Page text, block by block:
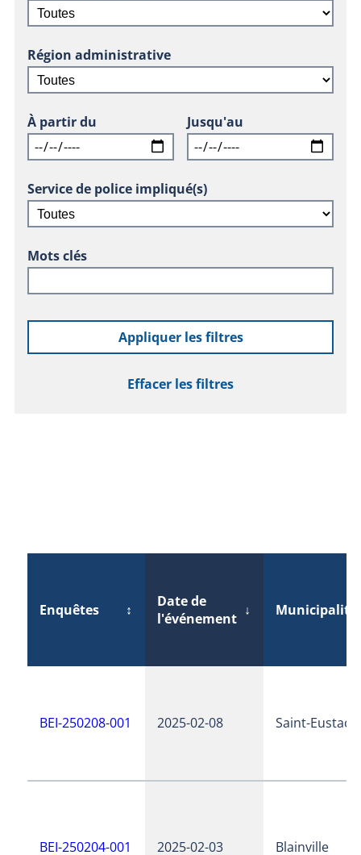
Région administrative
À partir du Jusqu'au
Service de police impliqué(s)
Mots clés
Appliquer les filtres
Effacer les filtres
Enquêtes ↕
Date de
l'événement ↓ Municipalité
BEI-250208-001 2025-02-08 Saint-
BEI-250204-001 2025-02-03 Blainville